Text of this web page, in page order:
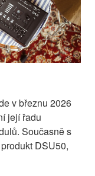
v březnu 2026
její řadu
Současně s
DSU50,